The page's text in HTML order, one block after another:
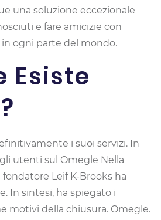
una soluzione eccezionale
e fare amicizie con
ogni parte del mondo.
Esiste
i suoi servizi. In
utenti sul Omegle Nella
Leif K-Brooks ha
In sintesi, ha spiegato i
motivi della chiusura. Omegle.